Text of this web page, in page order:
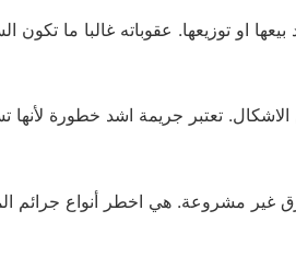
او توزيعها. عقوباته غالبا ما
الاشكال. تعتبر جريمة اشد خطورة
غير مشروعة. هي اخطر أنواع جرائم